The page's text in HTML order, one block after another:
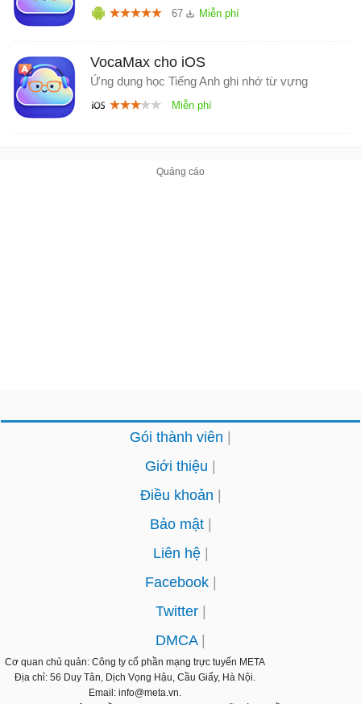
67
VocaMax cho iOS
Ứng dụng học Tiếng Anh ghi nhớ từ vựng
Gói thành viên
Giới thiệu
Điều khoản
Bảo mật
Liên hệ
Facebook
Twitter
DMCA
Cơ quan chủ quản: Công ty cổ phần mạng trực tuyến META
Địa chỉ: 56 Duy Tân, Dịch Vọng Hậu, Cầu Giấy, Hà Nội.
Email: info@meta.vn.